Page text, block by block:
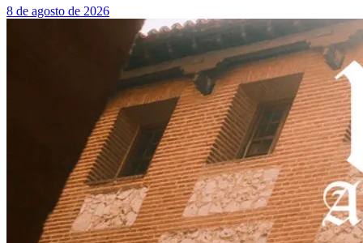
8 de agosto de 2026